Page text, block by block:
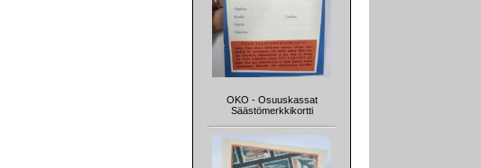
OKO - Osuuskassat
Säästömerkkikortti